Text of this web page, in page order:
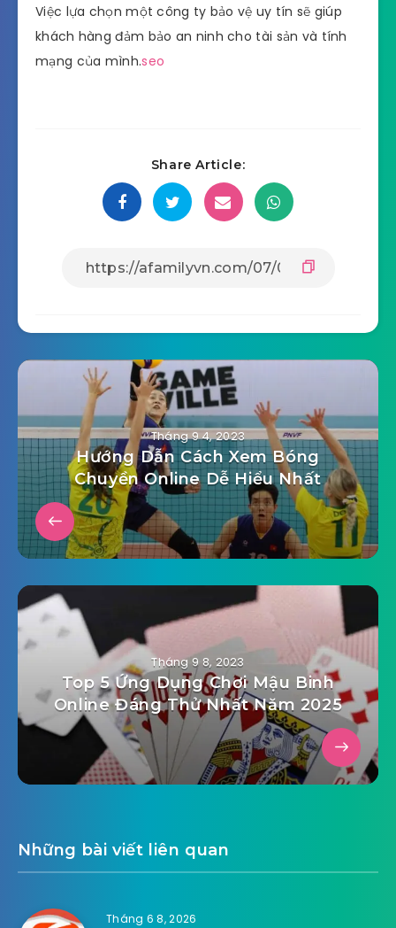
Việc lựa chọn một công ty bảo vệ uy tín sẽ giúp
khách hàng đảm bảo an ninh cho tài sản và tính
mạng của mình.seo
Share Article:
Tháng 9 4, 2023
Hướng Dẫn Cách Xem Bóng
Chuyền Online Dễ Hiểu Nhất
Tháng 9 8, 2023
Top 5 Ứng Dụng Chơi Mậu Binh
Online Đáng Thử Nhất Năm 2025
Những bài viết liên quan
Tháng 6 8, 2026